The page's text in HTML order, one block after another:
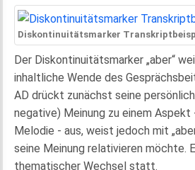
Diskontinuitätsmarker
Der Diskontinuitätsmarker „aber“
inhaltliche Wende des
AD drückt zunächst seine
negative) Meinung zu einem Aspekt
Melodie - aus, weist jedoch mit
seine Meinung relativieren möchte.
thematischer Wechsel statt.